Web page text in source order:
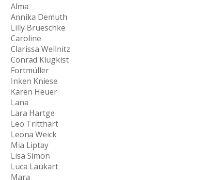
Alma
Annika Demuth
Lilly Brueschke
Caroline
Clarissa Wellnitz
Conrad Klugkist
Fortmüller
Inken Kniese
Karen Heuer
Lana
Lara Hartge
Leo Tritthart
Leona Weick
Mia Liptay
Lisa Simon
Luca Laukart
Mara